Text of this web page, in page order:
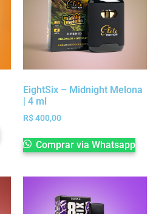
EightSix – Midnight Melona
| 4 ml
R$400,00
Comprar via Whatsapp